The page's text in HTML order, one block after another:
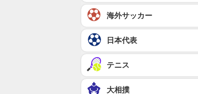
海外サッカー
日本代表
テニス
大相撲